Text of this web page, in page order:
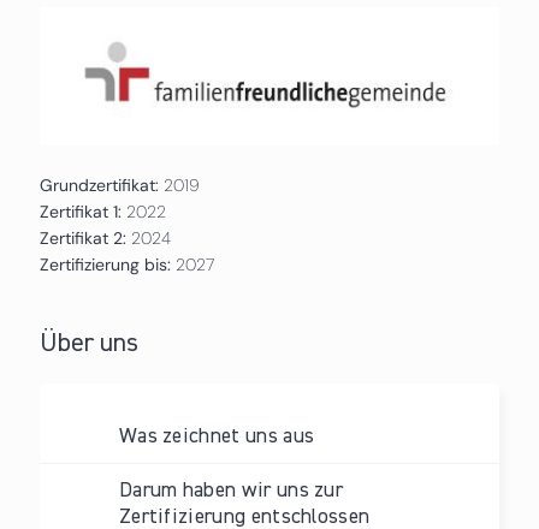
Grundzertifikat: 2019
Zertifikat 1: 2022
Zertifikat 2: 2024
Zertifizierung bis: 2027
Über uns
Was zeichnet uns aus
Darum haben wir uns zur
Zertifizierung entschlossen